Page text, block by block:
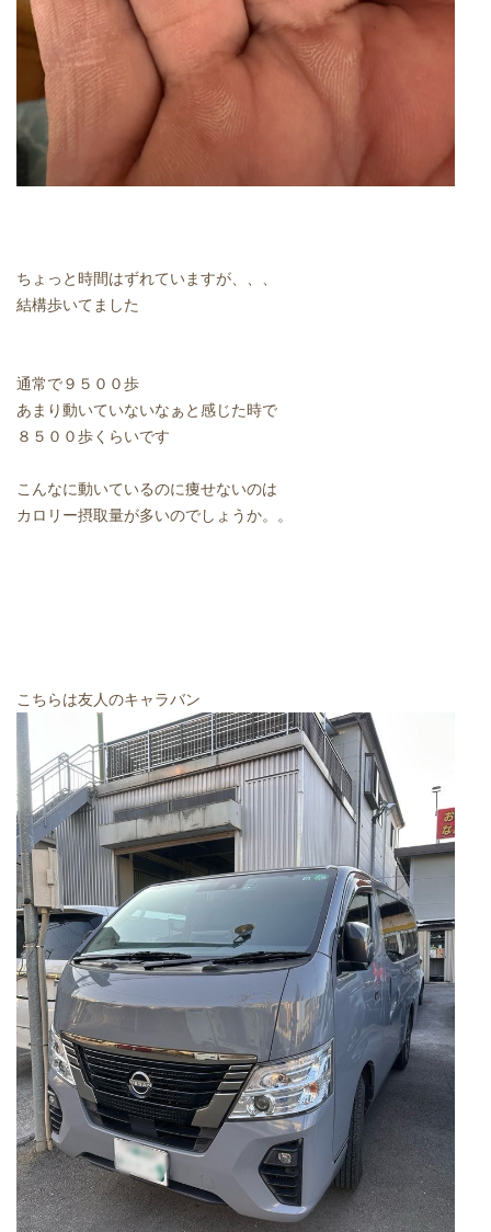
ちょっと時間はずれていますが、、、
結構歩いてました
通常で９５００歩
あまり動いていないなぁと感じた時で
８５００歩くらいです
こんなに動いているのに痩せないのは
カロリー摂取量が多いのでしょうか。。
こちらは友人のキャラバン